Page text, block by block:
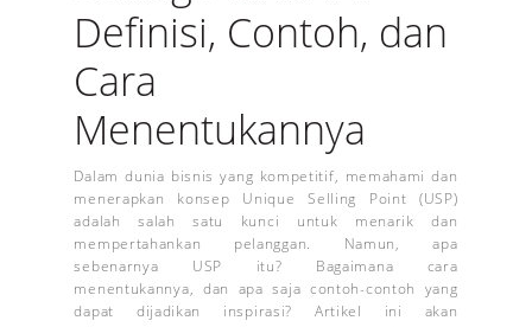
Definisi, Contoh, dan
Cara
Menentukannya
Dalam dunia bisnis yang kompetitif, memahami dan
menerapkan konsep Unique Selling Point (USP)
adalah salah satu kunci untuk menarik dan
mempertahankan pelanggan. Namun, apa
sebenarnya USP itu? Bagaimana cara
menentukannya, dan apa saja contoh-contoh yang
dapat dijadikan inspirasi? Artikel ini akan